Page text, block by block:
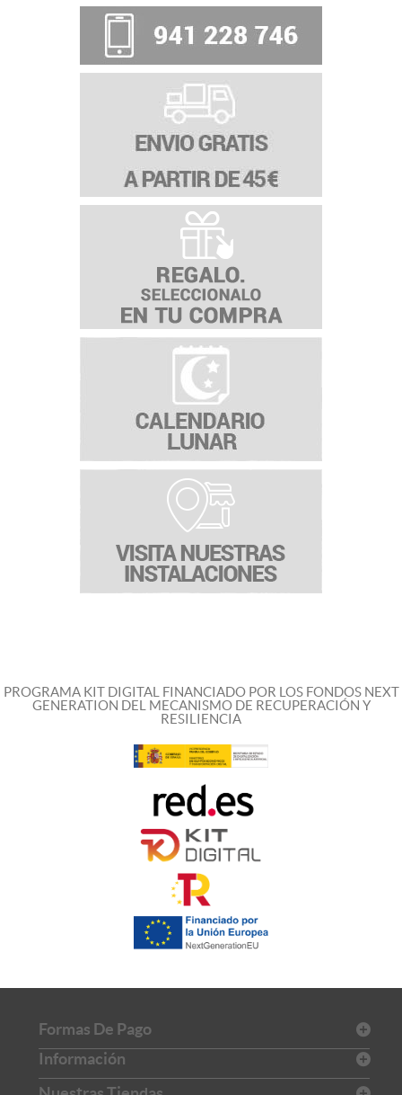
PROGRAMA KIT DIGITAL FINANCIADO POR LOS FONDOS NEXT
GENERATION DEL MECANISMO DE RECUPERACIÓN Y
RESILIENCIA
Formas De Pago
Información